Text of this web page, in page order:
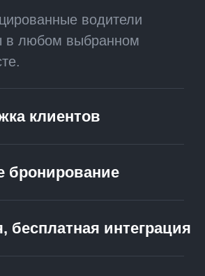
водители
в любом выбранном
клиентов
бронирование
бесплатная интеграция